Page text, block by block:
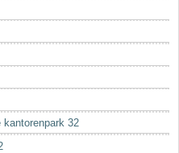
kantorenpark 32